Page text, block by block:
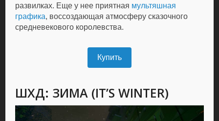
развилках. Еще у нее приятная мультяшная
графика, воссоздающая атмосферу сказочного
средневекового королевства.
Купить
ШХД: ЗИМА (IT’S WINTER)